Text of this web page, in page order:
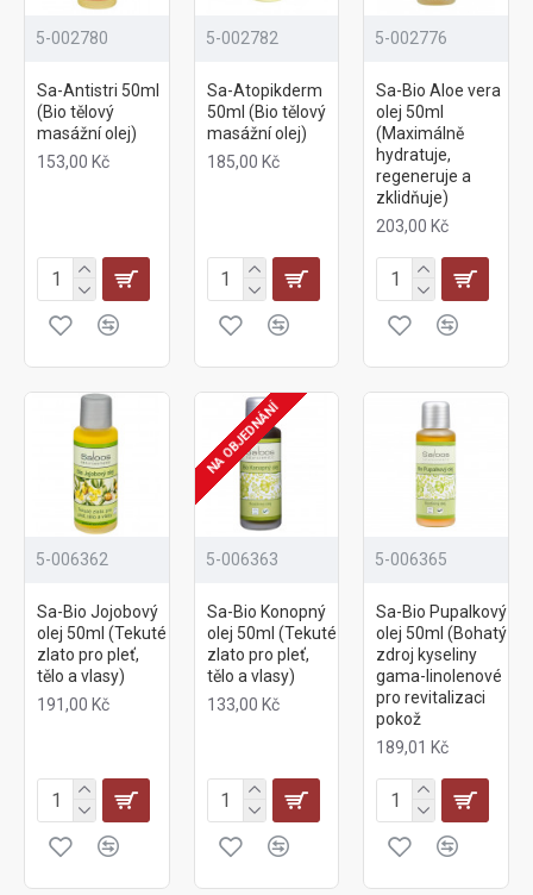
5-002780
Sa-Antistri 50ml
(Bio tělový
masážní olej)
153,00 Kč
5-002782
Sa-Atopikderm
50ml (Bio tělový
masážní olej)
185,00 Kč
5-002776
Sa-Bio Aloe vera
olej 50ml
(Maximálně
hydratuje,
regeneruje a
zklidňuje)
203,00 Kč
5-006362
Sa-Bio Jojobový
olej 50ml (Tekuté
zlato pro pleť,
tělo a vlasy)
191,00 Kč
NA OBJEDNÁNÍ
5-006363
Sa-Bio Konopný
olej 50ml (Tekuté
zlato pro pleť,
tělo a vlasy)
133,00 Kč
5-006365
Sa-Bio Pupalkový
olej 50ml (Bohatý
zdroj kyseliny
gama-linolenové
pro revitalizaci
pokož
189,01 Kč